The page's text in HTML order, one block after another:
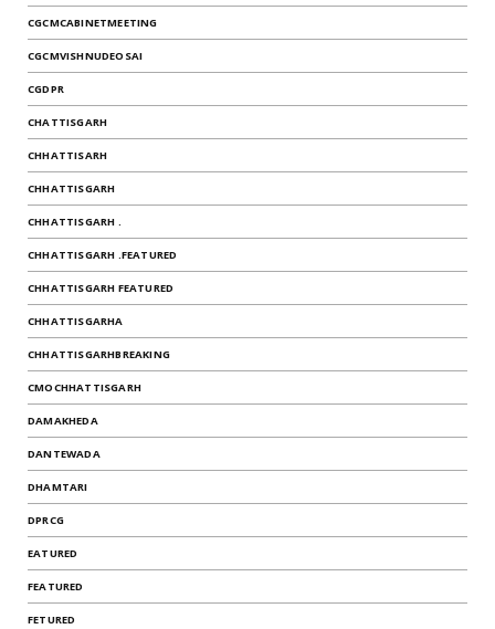
CGCMCABINETMEETING
CGCMVISHNUDEOSAI
CGDPR
CHATTISGARH
CHHATTISARH
CHHATTISGARH
CHHATTISGARH .
CHHATTISGARH .FEATURED
CHHATTISGARH FEATURED
CHHATTISGARHA
CHHATTISGARHBREAKING
CMOCHHATTISGARH
DAMAKHEDA
DANTEWADA
DHAMTARI
DPRCG
EATURED
FEATURED
FETURED